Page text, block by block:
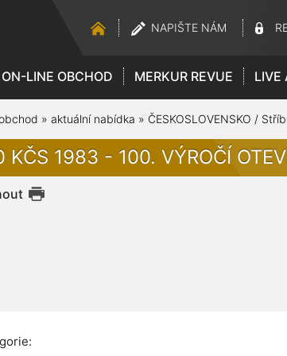
NAPIŠTE NÁM
ON-LINE OBCHOD MERKUR REVUE LIVE
» aktuální nabídka » ČESKOSLOVENSKO /
KČS 1983 - 100. VÝROČÍ